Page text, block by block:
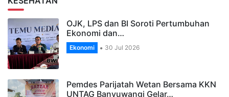
OJK, LPS dan BI Soroti Pertumbuhan
Ekonomi dan…
Ekonomi 30 Jul 2026
Pemdes Parijatah Wetan Bersama KKN
UNTAG Banyuwangi Gelar…